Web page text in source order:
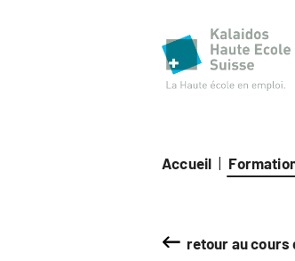
Accueil |
retour au cours